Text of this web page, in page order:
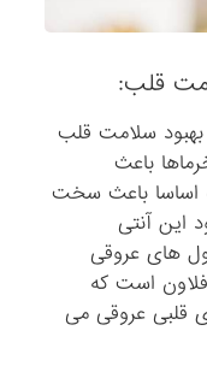
بهبود سلامت قلب
باعث
اساسا باعث سخت
این آنتی
های عروقی
است که
قلبی عروقی می